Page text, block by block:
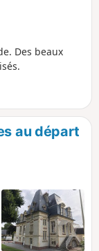
Des beaux
au départ